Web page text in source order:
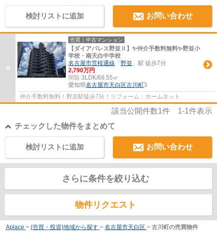
検討リストに追加 お問い合わせ
売買｜中古マンション
【ダイアパレス野並Ⅱ】✨️仲介手数料無料✨️野並小
学校・南天白中学校
名古屋市営桜通線 「 野並 」駅 徒歩7分
2,790万円
間取:3LDK/68.55㎡
愛知県名古屋市天白区古川町3
仲介手数料無料！野並駅徒歩7分！リフォーム：ホームネット
該当公開件数1件 1-1件表示
チェックした物件をまとめて
お問い合わせ
検討リストに追加
さらに条件を絞り込む
物件リクエスト
Aplace > (売買・投資)地域から探す > 名古屋市天白区 > 古川町の売買物件